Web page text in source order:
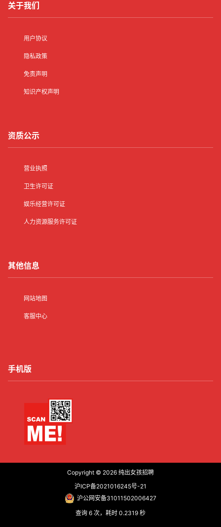
关于我们
用户协议
隐私政策
免责声明
知识产权声明
资质公示
营业执照
卫生许可证
娱乐经营许可证
人力资源服务许可证
其他信息
网站地图
客服中心
手机版
Copyright © 2026 纯出女孩招聘
沪ICP备2021016245号-21
沪公网安备31011502006427
查询 6 次，耗时 0.2319 秒